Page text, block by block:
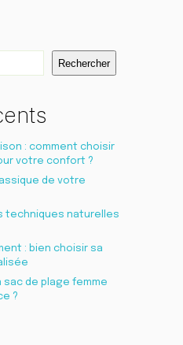
Rechercher
: comment choisir
votre confort ?
de votre
techniques naturelles
: bien choisir sa
sac de plage femme
?